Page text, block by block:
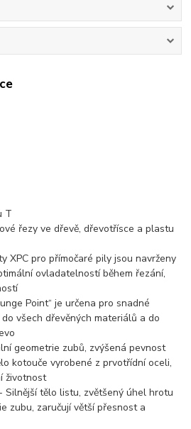
T
řezy ve dřevě, dřevotřísce a plastu
XPC pro přímočaré pily jsou navrženy
ovladatelností během řezání,
Point“ je určena pro snadné
všech dřevěných materiálů a do
geometrie zubů, zvýšená pevnost
kotouče vyrobené z prvotřídní oceli,
životnost
tělo listu, zvětšený úhel hrotu
zubu, zaručují větší přesnost a